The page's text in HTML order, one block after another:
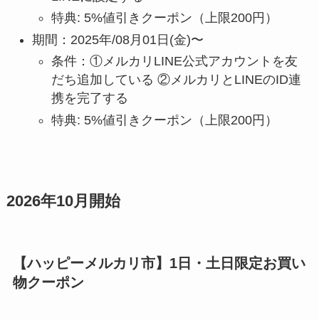
特典: 5%値引きクーポン（上限200円）
期間：2025年/08月01日(金)〜
条件：①メルカリLINE公式アカウントを友
だち追加している ②メルカリとLINEのID連
携を完了する
特典: 5%値引きクーポン（上限200円）
2026年10月開始
【ハッピーメルカリ市】1日・土日限定お買い
物クーポン